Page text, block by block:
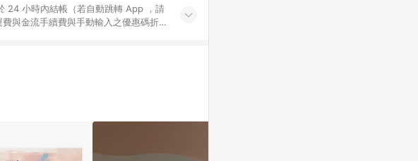
24 小時內結帳（若自動跳轉 App ，請
與金流手續費與手動輸入之優惠碼折
贈點資格。 7. 點數將於出貨後 45 天
首次下載 Pinkoi APP 並完成訂單，不